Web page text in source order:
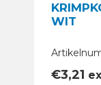
WIT
€3,21